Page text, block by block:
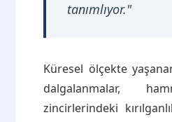
tanımlıyor."
Küresel ölçekte
dalgalanmalar,
zincirlerindeki